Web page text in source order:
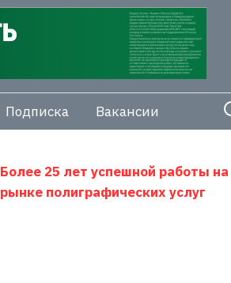
Подписка Вакансии
Более 25 лет успешной работы на
рынке полиграфических услуг